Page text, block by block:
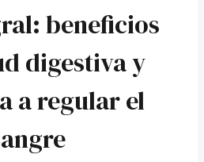
beneficios
digestiva y
a regular el